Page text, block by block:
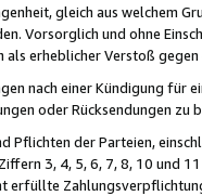
gleich aus welchem
Vorsorglich und ohne
erheblicher Verstoß gegen
nach einer Kündigung für
oder Rücksendungen zu
Pflichten der Parteien,
3, 4, 5, 6, 7, 8, 10 und
erfüllte